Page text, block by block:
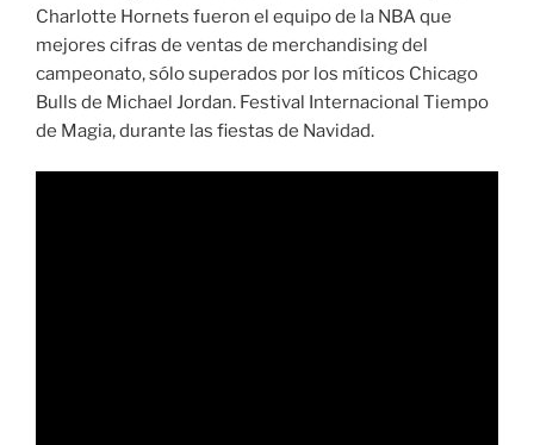
Charlotte Hornets fueron el equipo de la NBA que
mejores cifras de ventas de merchandising del
campeonato, sólo superados por los míticos Chicago
Bulls de Michael Jordan. Festival Internacional Tiempo
de Magia, durante las fiestas de Navidad.